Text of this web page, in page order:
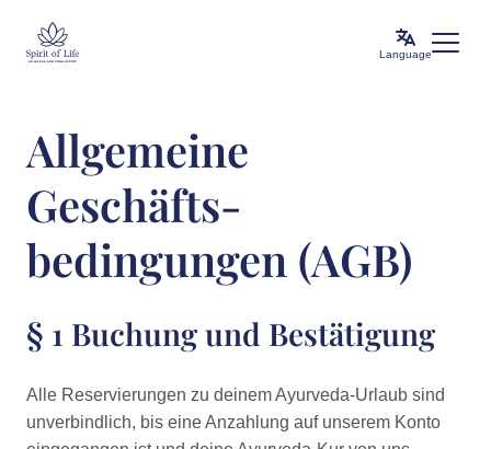
Language
Allgemeine
Geschäfts-
bedingungen (AGB)
§ 1 Buchung und Bestätigung
Alle Reservierungen zu deinem Ayurveda-Urlaub sind
unverbindlich, bis eine Anzahlung auf unserem Konto